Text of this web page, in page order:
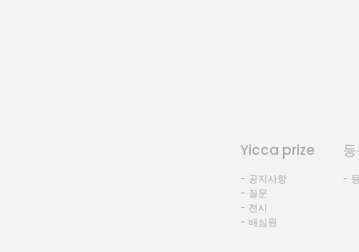
Yicca prize
- 공지사항
- 질문
- 전시
- 배심원
-